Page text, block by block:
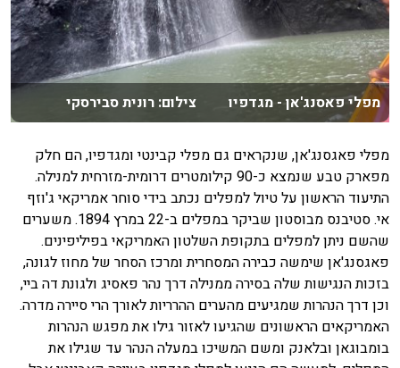
מפלי פאסנג'אן - מגדפיו צילום: רונית סבירסקי
מפלי פאגסנג'אן, שנקראים גם מפלי קבינטי ומגדפיו, הם חלק
מפארק טבע שנמצא כ-90 קילומטרים דרומית-מזרחית למנילה.
התיעוד הראשון על טיול למפלים נכתב בידי סוחר אמריקאי ג'וזף
אי. סטיבנס מבוסטון שביקר במפלים ב-22 במרץ 1894. משערים
שהשם ניתן למפלים בתקופת השלטון האמריקאי בפיליפינים.
פאגסנג'אן שימשה כבירה המסחרית ומרכז הסחר של מחוז לגונה,
בזכות הנגישות שלה בסירה ממנילה דרך נהר פאסיג ולגונת דה ביי,
וכן דרך הנהרות שמגיעים מהערים ההרריות לאורך הרי סיירה מדרה.
האמריקאים הראשונים שהגיעו לאזור גילו את מפגש הנהרות
בומבוגאן ובלאנק ומשם המשיכו במעלה הנהר עד שגילו את